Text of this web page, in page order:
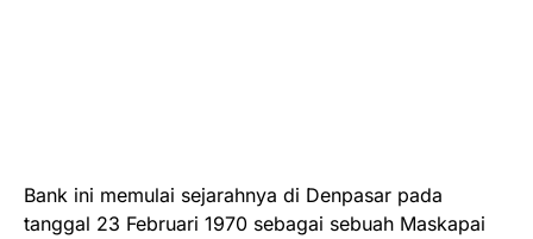
Bank ini memulai sejarahnya di Denpasar pada
tanggal 23 Februari 1970 sebagai sebuah Maskapai